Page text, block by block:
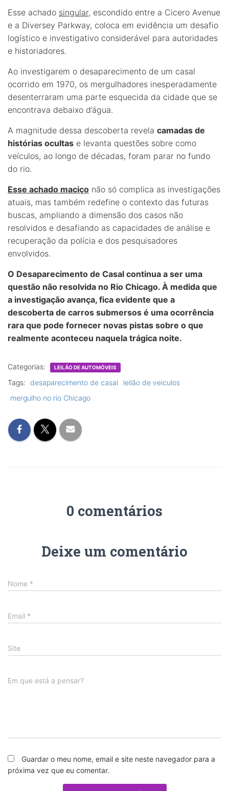
Esse achado singular, escondido entre a Cicero Avenue
e a Diversey Parkway, coloca em evidência um desafio
logístico e investigativo considerável para autoridades
e historiadores.
Ao investigarem o desaparecimento de um casal
ocorrido em 1970, os mergulhadores inesperadamente
desenterraram uma parte esquecida da cidade que se
encontrava debaixo d’água.
A magnitude dessa descoberta revela camadas de
histórias ocultas e levanta questões sobre como
veículos, ao longo de décadas, foram parar no fundo
do rio.
Esse achado maciço não só complica as investigações
atuais, mas também redefine o contexto das futuras
buscas, ampliando a dimensão dos casos não
resolvidos e desafiando as capacidades de análise e
recuperação da polícia e dos pesquisadores
envolvidos.
O Desaparecimento de Casal continua a ser uma
questão não resolvida no Rio Chicago. À medida que
a investigação avança, fica evidente que a
descoberta de carros submersos é uma ocorrência
rara que pode fornecer novas pistas sobre o que
realmente aconteceu naquela trágica noite.
Categorias: LEILÃO DE AUTOMÓVEIS
Tags: desaparecimento de casal
leilão de veiculos
mergulho no rio Chicago
0 comentários
Deixe um comentário
Nome *
Email *
Site
Em que está a pensar?
Guardar o meu nome, email e site neste navegador para a
próxima vez que eu comentar.